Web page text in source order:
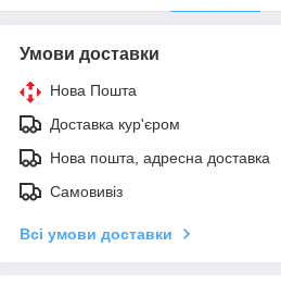
Умови доставки
Нова Пошта
Доставка кур'єром
Нова пошта, адресна доставка
Самовивіз
Всі умови доставки